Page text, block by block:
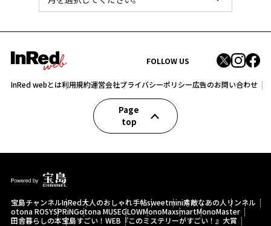
FOLLOW US
InRed webとは利用規約運営会社プライバシーポリシー広告のお問い合わせ
Page
top
宝島チャンネルInRed大人のおしゃれ手帖sweetmini素敵なあの人 リンネル
otona ROSYSPRiNGotona MUSEGLOWMonoMaxsmartMonoMaster
田舎暮らしの本宝島すごい！WEB 『このミステリーがすごい！』大賞